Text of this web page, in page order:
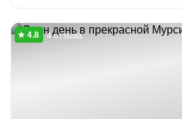
4 отзыва